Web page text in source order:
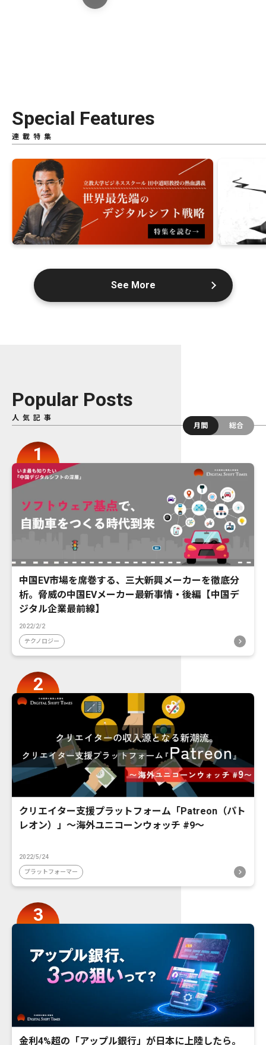
Special Features
連載特集
See More
Popular Posts
人気記事
月間
総合
中国EV市場を席巻する、三大新興メーカーを徹底分
析。脅威の中国EVメーカー最新事情・後編【中国デ
ジタル企業最前線】
2022/2/2
テクノロジー
クリエイター支援プラットフォーム「Patreon（パト
レオン）」〜海外ユニコーンウォッチ #9〜
2022/5/24
プラットフォーマー
金利4%超の「アップル銀行」が日本に上陸したら。